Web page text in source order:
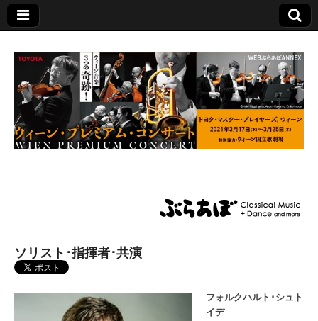
TOMAS公演特設サ
ソリスト･指揮者･共演
フォルクハルト･シュト
イデ